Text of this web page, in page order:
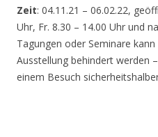
Zeit: 04.11.21 – 06.02.22,
Uhr, Fr. 8.30 – 14.00 Uhr und
Tagungen oder Seminare
Ausstellung behindert werden
einem Besuch